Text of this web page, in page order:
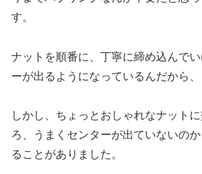
す。
ナットを順番に、丁寧に締め込んで
ーが出るようになっているんだから、
しかし、ちょっとおしゃれなナット
ろ、うまくセンターが出ていないの
ることがありました。